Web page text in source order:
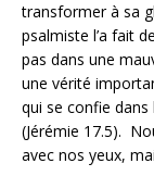
transformer à sa
psalmiste l’a fait
pas dans une
une vérité
qui se confie dans
(Jérémie 17.5).
avec nos yeux,